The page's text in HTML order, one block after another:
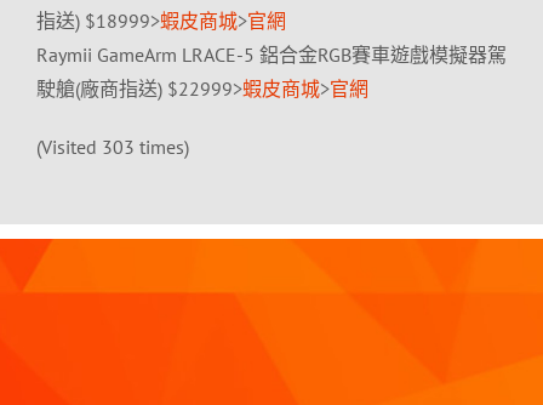
指送) $18999>蝦皮商城>官網
Raymii GameArm LRACE-5 鋁合金RGB賽車遊戲模擬器駕
駛艙(廠商指送) $22999>蝦皮商城>官網
(Visited 303 times)